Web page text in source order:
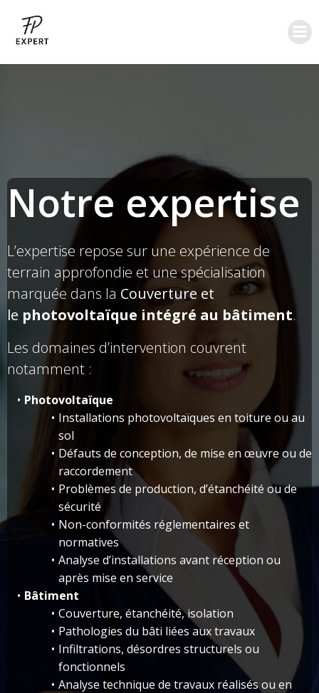
Notre expertise
L’expertise repose sur une expérience de
terrain approfondie et une spécialisation
marquée dans la Couverture et
le photovoltaïque intégré au bâtiment.
Les domaines d’intervention couvrent
notamment :
Photovoltaïque
Installations photovoltaïques en toiture ou au
sol
Défauts de conception, de mise en œuvre ou de
raccordement
Problèmes de production, d’étanchéité ou de
sécurité
Non-conformités réglementaires et
normatives
Analyse d’installations avant réception ou
après mise en service
Bâtiment
Couverture, étanchéité, isolation
Pathologies du bâti liées aux travaux
Infiltrations, désordres structurels ou
fonctionnels
Analyse technique de travaux réalisés ou en